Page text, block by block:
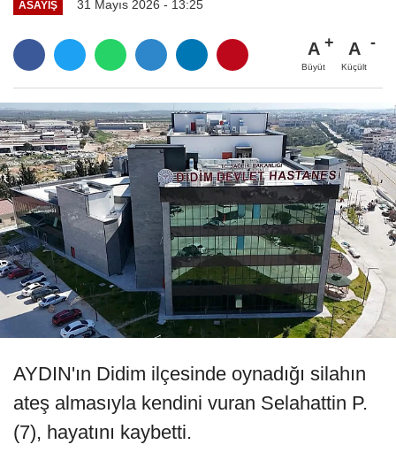
ASAYIŞ 31 Mayıs 2026 - 13:25
A
Büyüt
A
Küçült
AYDIN'ın Didim ilçesinde oynadığı silahın
ateş almasıyla kendini vuran Selahattin P.
(7), hayatını kaybetti.